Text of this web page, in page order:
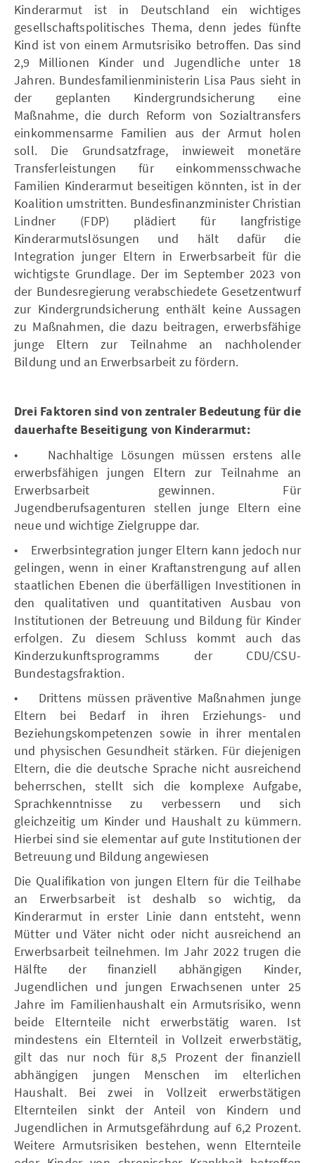
Kinderarmut ist in Deutschland ein wichtiges
gesellschaftspolitisches Thema, denn jedes fünfte
Kind ist von einem Armutsrisiko betroffen. Das sind
2,9 Millionen Kinder und Jugendliche unter 18
Jahren. Bundesfamilienministerin Lisa Paus sieht in
der geplanten Kindergrundsicherung eine
Maßnahme, die durch Reform von Sozialtransfers
einkommensarme Familien aus der Armut holen
soll. Die Grundsatzfrage, inwieweit monetäre
Transferleistungen für einkommensschwache
Familien Kinderarmut beseitigen könnten, ist in der
Koalition umstritten. Bundesfinanzminister Christian
Lindner (FDP) plädiert für langfristige
Kinderarmutslösungen und hält dafür die
Integration junger Eltern in Erwerbsarbeit für die
wichtigste Grundlage. Der im September 2023 von
der Bundesregierung verabschiedete Gesetzentwurf
zur Kindergrundsicherung enthält keine Aussagen
zu Maßnahmen, die dazu beitragen, erwerbsfähige
junge Eltern zur Teilnahme an nachholender
Bildung und an Erwerbsarbeit zu fördern.
Drei Faktoren sind von zentraler Bedeutung für die
dauerhafte Beseitigung von Kinderarmut:
• Nachhaltige Lösungen müssen erstens alle
erwerbsfähigen jungen Eltern zur Teilnahme an
Erwerbsarbeit gewinnen. Für
Jugendberufsagenturen stellen junge Eltern eine
neue und wichtige Zielgruppe dar.
• Erwerbsintegration junger Eltern kann jedoch nur
gelingen, wenn in einer Kraftanstrengung auf allen
staatlichen Ebenen die überfälligen Investitionen in
den qualitativen und quantitativen Ausbau von
Institutionen der Betreuung und Bildung für Kinder
erfolgen. Zu diesem Schluss kommt auch das
Kinderzukunftsprogramms der CDU/CSU-
Bundestagsfraktion.
• Drittens müssen präventive Maßnahmen junge
Eltern bei Bedarf in ihren Erziehungs- und
Beziehungskompetenzen sowie in ihrer mentalen
und physischen Gesundheit stärken. Für diejenigen
Eltern, die die deutsche Sprache nicht ausreichend
beherrschen, stellt sich die komplexe Aufgabe,
Sprachkenntnisse zu verbessern und sich
gleichzeitig um Kinder und Haushalt zu kümmern.
Hierbei sind sie elementar auf gute Institutionen der
Betreuung und Bildung angewiesen
Die Qualifikation von jungen Eltern für die Teilhabe
an Erwerbsarbeit ist deshalb so wichtig, da
Kinderarmut in erster Linie dann entsteht, wenn
Mütter und Väter nicht oder nicht ausreichend an
Erwerbsarbeit teilnehmen. Im Jahr 2022 trugen die
Hälfte der finanziell abhängigen Kinder,
Jugendlichen und jungen Erwachsenen unter 25
Jahre im Familienhaushalt ein Armutsrisiko, wenn
beide Elternteile nicht erwerbstätig waren. Ist
mindestens ein Elternteil in Vollzeit erwerbstätig,
gilt das nur noch für 8,5 Prozent der finanziell
abhängigen jungen Menschen im elterlichen
Haushalt. Bei zwei in Vollzeit erwerbstätigen
Elternteilen sinkt der Anteil von Kindern und
Jugendlichen in Armutsgefährdung auf 6,2 Prozent.
Weitere Armutsrisiken bestehen, wenn Elternteile